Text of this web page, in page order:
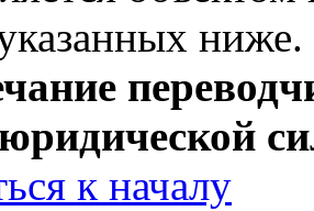
ниже.
к началу